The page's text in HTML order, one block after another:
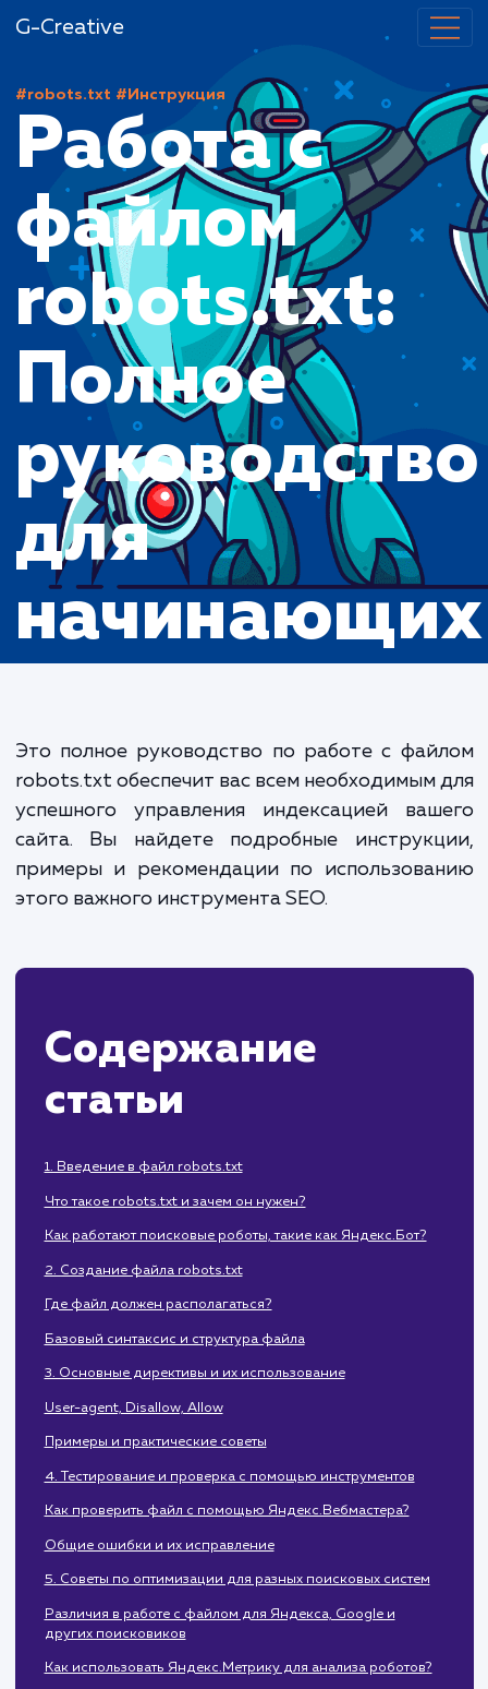
G-Creative
#Инструкция
Работа с
файлом
robots.txt:
Полное
для
Это полное руководство по работе с
robots.txt обеспечит вас всем необходимым
успешного управления индексацией
примеры и рекомендации по
Содержание
статьи
1. Введение в файл robots.txt
Что такое robots.txt и зачем он нужен?
Как работают поисковые роботы, такие как Яндекс.Бот?
2. Создание файла robots.txt
Где файл должен располагаться?
Базовый синтаксис и структура файла
4. Тестирование и проверка с помощью инструментов
Как проверить файл с помощью Яндекс.Вебмастера?